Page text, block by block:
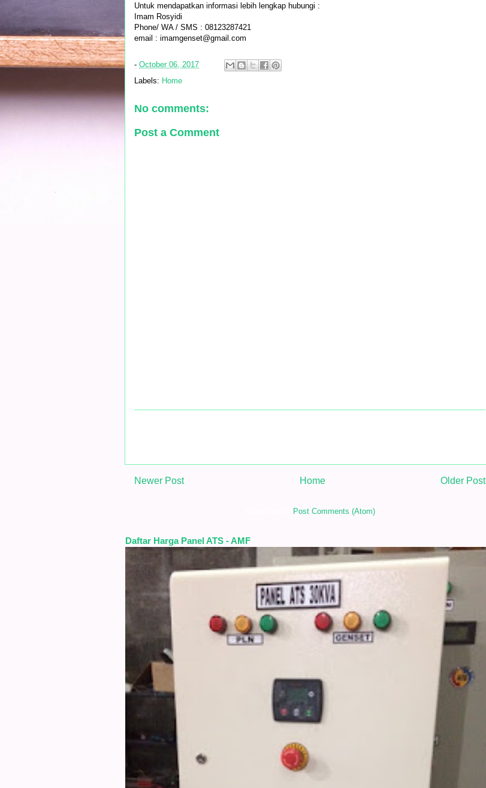
Untuk mendapatkan informasi lebih lengkap hubungi :
Imam Rosyidi
Phone/ WA / SMS : 08123287421
email : imamgenset@gmail.com
- October 06, 2017
Labels: Home
No comments:
Post a Comment
Newer Post Older Post
Home
Post Comments (Atom)
Daftar Harga Panel ATS - AMF